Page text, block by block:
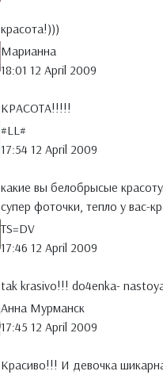
красота!)))
Марианна
18:01 12 April 2009
КРАСОТА!!!!!
#LL#
17:54 12 April 2009
какие вы белобрысые
супер фоточки, тепло у вас-
TS=DV
17:46 12 April 2009
tak krasivo!!! do4enka-
Анна Мурманск
17:45 12 April 2009
Красиво!!! И девочка